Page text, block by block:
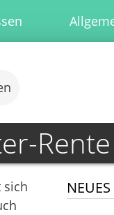
sich